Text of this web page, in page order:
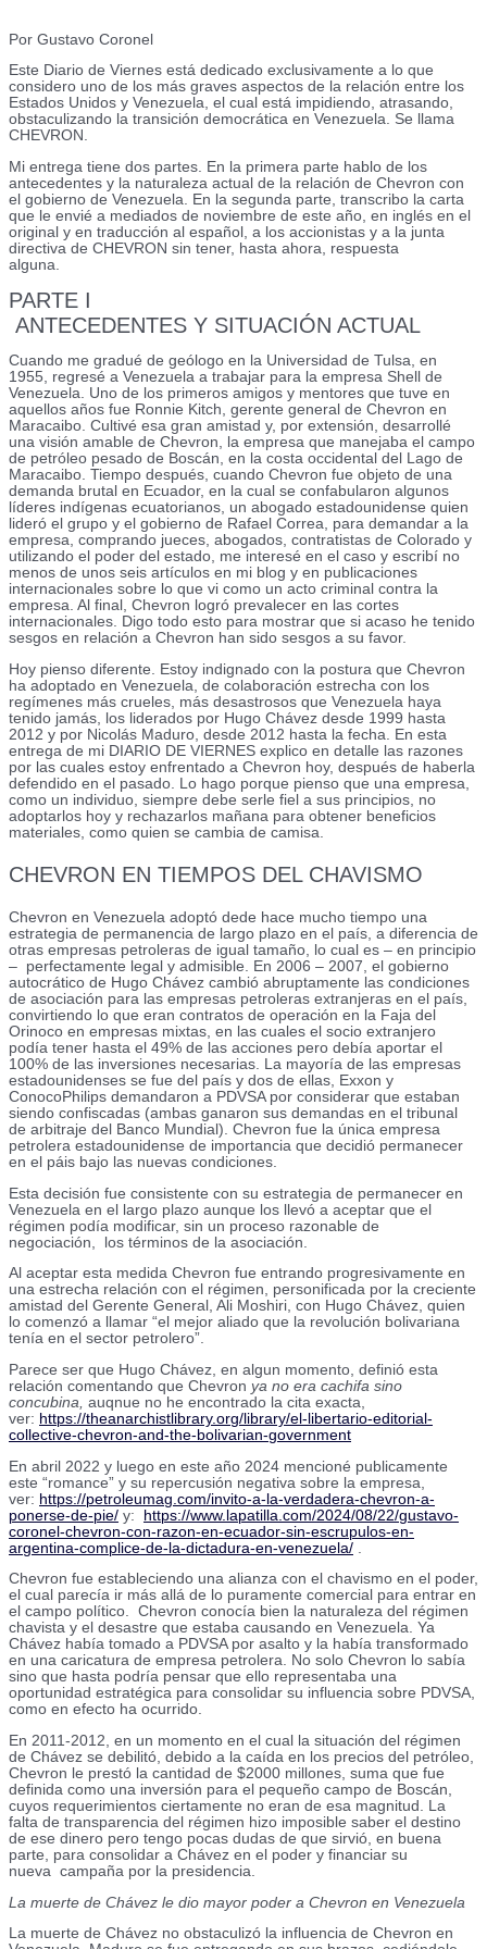
Por Gustavo Coronel
Este Diario de Viernes está dedicado exclusivamente a lo que
considero uno de los más graves aspectos de la relación entre los
Estados Unidos y Venezuela, el cual está impidiendo, atrasando,
obstaculizando la transición democrática en Venezuela. Se llama
CHEVRON.
Mi entrega tiene dos partes. En la primera parte hablo de los
antecedentes y la naturaleza actual de la relación de Chevron con
el gobierno de Venezuela. En la segunda parte, transcribo la carta
que le envié a mediados de noviembre de este año, en inglés en el
original y en traducción al español, a los accionistas y a la junta
directiva de CHEVRON sin tener, hasta ahora, respuesta
alguna.
PARTE I
ANTECEDENTES Y SITUACIÓN ACTUAL
Cuando me gradué de geólogo en la Universidad de Tulsa, en
1955, regresé a Venezuela a trabajar para la empresa Shell de
Venezuela. Uno de los primeros amigos y mentores que tuve en
aquellos años fue Ronnie Kitch, gerente general de Chevron en
Maracaibo. Cultivé esa gran amistad y, por extensión, desarrollé
una visión amable de Chevron, la empresa que manejaba el campo
de petróleo pesado de Boscán, en la costa occidental del Lago de
Maracaibo. Tiempo después, cuando Chevron fue objeto de una
demanda brutal en Ecuador, en la cual se confabularon algunos
líderes indígenas ecuatorianos, un abogado estadounidense quien
lideró el grupo y el gobierno de Rafael Correa, para demandar a la
empresa, comprando jueces, abogados, contratistas de Colorado y
utilizando el poder del estado, me interesé en el caso y escribí no
menos de unos seis artículos en mi blog y en publicaciones
internacionales sobre lo que vi como un acto criminal contra la
empresa. Al final, Chevron logró prevalecer en las cortes
internacionales. Digo todo esto para mostrar que si acaso he tenido
sesgos en relación a Chevron han sido sesgos a su favor.
Hoy pienso diferente. Estoy indignado con la postura que Chevron
ha adoptado en Venezuela, de colaboración estrecha con los
regímenes más crueles, más desastrosos que Venezuela haya
tenido jamás, los liderados por Hugo Chávez desde 1999 hasta
2012 y por Nicolás Maduro, desde 2012 hasta la fecha. En esta
entrega de mi DIARIO DE VIERNES explico en detalle las razones
por las cuales estoy enfrentado a Chevron hoy, después de haberla
defendido en el pasado. Lo hago porque pienso que una empresa,
como un individuo, siempre debe serle fiel a sus principios, no
adoptarlos hoy y rechazarlos mañana para obtener beneficios
materiales, como quien se cambia de camisa.
CHEVRON EN TIEMPOS DEL CHAVISMO
Chevron en Venezuela adoptó dede hace mucho tiempo una
estrategia de permanencia de largo plazo en el país, a diferencia de
otras empresas petroleras de igual tamaño, lo cual es – en principio
– perfectamente legal y admisible. En 2006 – 2007, el gobierno
autocrático de Hugo Chávez cambió abruptamente las condiciones
de asociación para las empresas petroleras extranjeras en el país,
convirtiendo lo que eran contratos de operación en la Faja del
Orinoco en empresas mixtas, en las cuales el socio extranjero
podía tener hasta el 49% de las acciones pero debía aportar el
100% de las inversiones necesarias. La mayoría de las empresas
estadounidenses se fue del país y dos de ellas, Exxon y
ConocoPhilips demandaron a PDVSA por considerar que estaban
siendo confiscadas (ambas ganaron sus demandas en el tribunal
de arbitraje del Banco Mundial). Chevron fue la única empresa
petrolera estadounidense de importancia que decidió permanecer
en el páis bajo las nuevas condiciones.
Esta decisión fue consistente con su estrategia de permanecer en
Venezuela en el largo plazo aunque los llevó a aceptar que el
régimen podía modificar, sin un proceso razonable de
negociación, los términos de la asociación.
Al aceptar esta medida Chevron fue entrando progresivamente en
una estrecha relación con el régimen, personificada por la creciente
amistad del Gerente General, Ali Moshiri, con Hugo Chávez, quien
lo comenzó a llamar “el mejor aliado que la revolución bolivariana
tenía en el sector petrolero”.
Parece ser que Hugo Chávez, en algun momento, definió esta
relación comentando que Chevron ya no era cachifa sino
concubina, auqnue no he encontrado la cita exacta,
ver: https://theanarchistlibrary.org/library/el-libertario-editorial-
collective-chevron-and-the-bolivarian-government
En abril 2022 y luego en este año 2024 mencioné publicamente
este “romance” y su repercusión negativa sobre la empresa,
ver: https://petroleumag.com/invito-a-la-verdadera-chevron-a-
ponerse-de-pie/ y:
https://www.lapatilla.com/2024/08/22/gustavo-
coronel-chevron-con-razon-en-ecuador-sin-escrupulos-en-
argentina-complice-de-la-dictadura-en-venezuela/
Chevron fue estableciendo una alianza con el chavismo en el poder,
el cual parecía ir más allá de lo puramente comercial para entrar en
el campo político. Chevron conocía bien la naturaleza del régimen
chavista y el desastre que estaba causando en Venezuela. Ya
Chávez había tomado a PDVSA por asalto y la había transformado
en una caricatura de empresa petrolera. No solo Chevron lo sabía
sino que hasta podría pensar que ello representaba una
oportunidad estratégica para consolidar su influencia sobre PDVSA,
como en efecto ha ocurrido.
En 2011-2012, en un momento en el cual la situación del régimen
de Chávez se debilitó, debido a la caída en los precios del petróleo,
Chevron le prestó la cantidad de $2000 millones, suma que fue
definida como una inversión para el pequeño campo de Boscán,
cuyos requerimientos ciertamente no eran de esa magnitud. La
falta de transparencia del régimen hizo imposible saber el destino
de ese dinero pero tengo pocas dudas de que sirvió, en buena
parte, para consolidar a Chávez en el poder y financiar su
nueva campaña por la presidencia.
La muerte de Chávez le dio mayor poder a Chevron en Venezuela
La muerte de Chávez no obstaculizó la influencia de Chevron en